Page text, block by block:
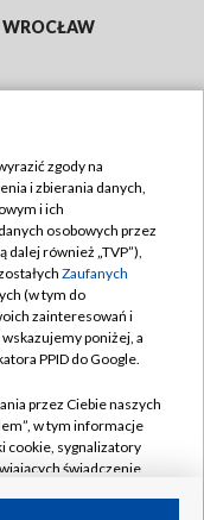
WROCŁAW
zgody na
i zbierania danych,
i ich
osobowych przez
dalej również „TVP”),
Zaufanych
(w tym do
zainteresowań i
poniżej, a
PPID do Google.
przez Ciebie naszych
w tym informacje
cookie, sygnalizatory
świadczenie